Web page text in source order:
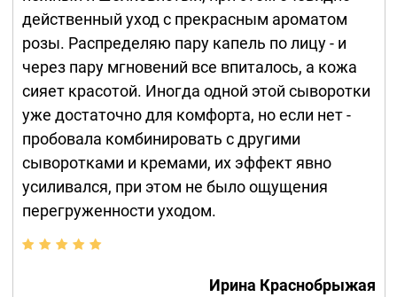
действенный уход с прекрасным ароматом
розы. Распределяю пару капель по лицу - и
через пару мгновений все впиталось, а кожа
сияет красотой. Иногда одной этой сыворотки
уже достаточно для комфорта, но если нет -
пробовала комбинировать с другими
сыворотками и кремами, их эффект явно
усиливался, при этом не было ощущения
перегруженности уходом.
Ирина Краснобрыжая